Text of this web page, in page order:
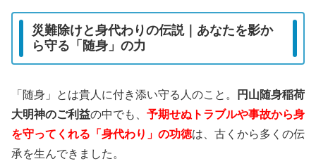
災難除けと身代わりの伝説｜あなたを影か
ら守る「随身」の力
「随身」とは貴人に付き添い守る人のこと。
円山随身稲荷
大明神のご利益の中でも、 予期せぬトラブルや事故から身
を守ってくれる「身代わり」の功徳は、古くから多くの伝
承を生んできました。